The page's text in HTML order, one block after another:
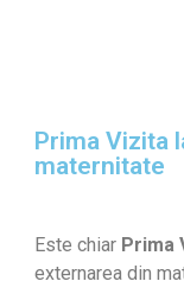
Prima Vizita
maternitate
Este chiar Prima
externarea din